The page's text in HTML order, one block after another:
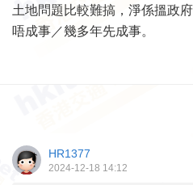
土地問題比較難搞，淨係搵政
唔成事／幾多年先成事。
HR1377
2024-12-18 14:12